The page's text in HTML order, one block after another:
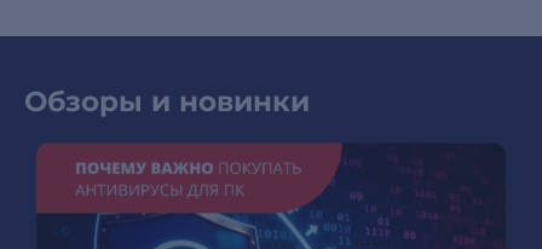
Обзоры и новинки